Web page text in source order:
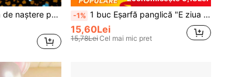
1 set cadouri de ziua de naștere pentru bărbați, decorațiuni de ziua de naștere pentru bărbați, accesorii pentru decor de petrecere, inclusiv eșarfă cu coroană regală
-1% 1 buc Eșarfă panglică "E ziua mea" pentru femei și bărbați, cadou amuzant de farsă pentru petreceri de ziua de naștere de 16, 18, 21, 22, 30, 50, 60, 70, 80 și 90 de ani, curele amuzante pentru petrecere de ziua de naștere, potrivite pentru orice vârstă, Crăciun
15,60Lei
15,78LeiCel mai mic pret